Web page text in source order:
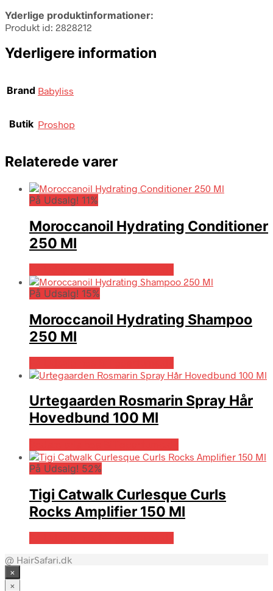
Yderlige produktinformationer:
Produkt id: 2828212
Yderligere information
Brand Babyliss
Butik Proshop
Relaterede varer
På Udsalg! 11%
Moroccanoil Hydrating Conditioner
250 Ml
På Udsalg! 15%
Moroccanoil Hydrating Shampoo
250 Ml
Urtegaarden Rosmarin Spray Hår
Hovedbund 100 Ml
På Udsalg! 52%
Tigi Catwalk Curlesque Curls
Rocks Amplifier 150 Ml
@ HairSafari.dk
×
×